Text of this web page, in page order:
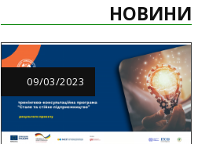
НОВИНИ
09/03/2023